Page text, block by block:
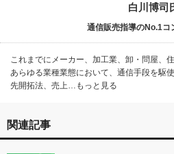
白川博司
通信販売指導のNo.1コ
これまでにメーカー、加工業、卸・問屋、
あらゆる業種業態において、通信手段を駆
先開拓法、売上…もっと見る
関連記事